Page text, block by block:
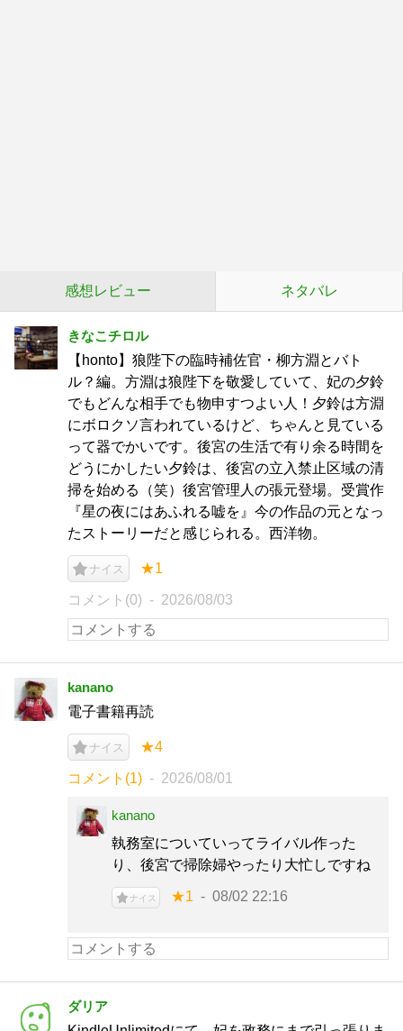
感想レビュー ネタバレ
きなこチロル
【honto】狼陛下の臨時補佐官・柳方淵とバト
ル？編。方淵は狼陛下を敬愛していて、妃の夕鈴
でもどんな相手でも物申すつよい人！夕鈴は方淵
にボロクソ言われているけど、ちゃんと見ている
って器でかいです。後宮の生活で有り余る時間を
どうにかしたい夕鈴は、後宮の立入禁止区域の清
掃を始める（笑）後宮管理人の張元登場。受賞作
『星の夜にはあふれる嘘を』今の作品の元となっ
たストーリーだと感じられる。西洋物。
ナイス ★1
コメント(0) 2026/08/03
kanano
電子書籍再読
ナイス ★4
コメント(1) 2026/08/01
kanano
執務室についていってライバル作った
り、後宮で掃除婦やったり大忙しですね
ナイス ★1 08/02 22:16
ダリア